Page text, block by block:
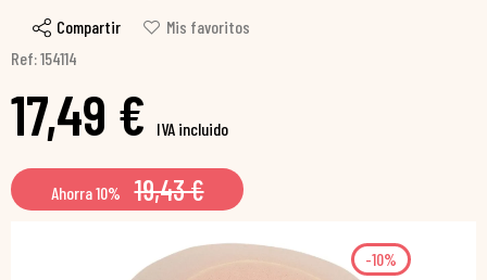
Compartir
Mis favoritos
Ref: 154114
17,49 € IVA incluido
Ahorra 10% 19,43 €
-10%